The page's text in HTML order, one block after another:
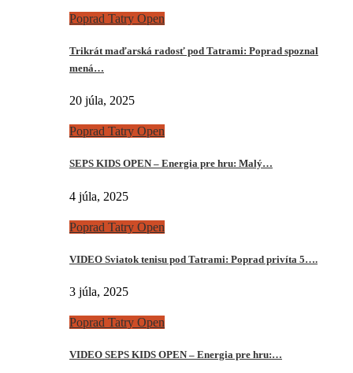
Poprad Tatry Open
Trikrát maďarská radosť pod Tatrami: Poprad spoznal
mená…
20 júla, 2025
Poprad Tatry Open
SEPS KIDS OPEN – Energia pre hru: Malý…
4 júla, 2025
Poprad Tatry Open
VIDEO Sviatok tenisu pod Tatrami: Poprad privíta 5….
3 júla, 2025
Poprad Tatry Open
VIDEO SEPS KIDS OPEN – Energia pre hru:…